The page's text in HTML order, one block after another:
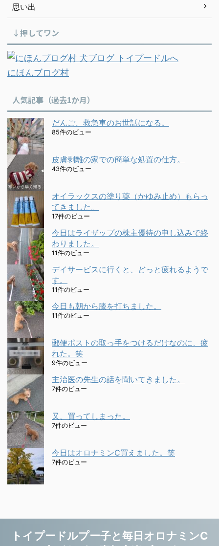
思い出
↓押してワン
にほんブログ村
人気記事（過去1か月）
だんご、救急車のお世話になる。
85件のビュー
皮膚剥離の家での簡単な処置の仕方。
43件のビュー
オイラックスの塗り薬（かゆみ止め）もらっ
てきました。
17件のビュー
今日はライザップの株主優待の申し込みで終
わりました。
11件のビュー
デイサービスに行くと、どっと疲れるようで
す。
11件のビュー
今日も朝から膝を打ちました。
11件のビュー
郵便ポストの取っ手をつけるだけなのに、疲
れた。笑
9件のビュー
主治医の先生の話を聞いてきました。
7件のビュー
又、買ってしまった。
7件のビュー
今日はオロナミンC買えました。笑
7件のビュー
トイプードルプー子と毎日オロナミンC